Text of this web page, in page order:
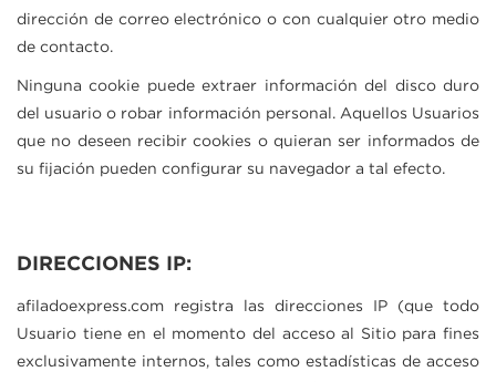
dirección de correo electrónico o con cualquier otro medio
de contacto.
Ninguna cookie puede extraer información del disco duro
del usuario o robar información personal. Aquellos Usuarios
que no deseen recibir cookies o quieran ser informados de
su fijación pueden configurar su navegador a tal efecto.
DIRECCIONES IP:
afiladoexpress.com registra las direcciones IP (que todo
Usuario tiene en el momento del acceso al Sitio para fines
exclusivamente internos, tales como estadísticas de acceso